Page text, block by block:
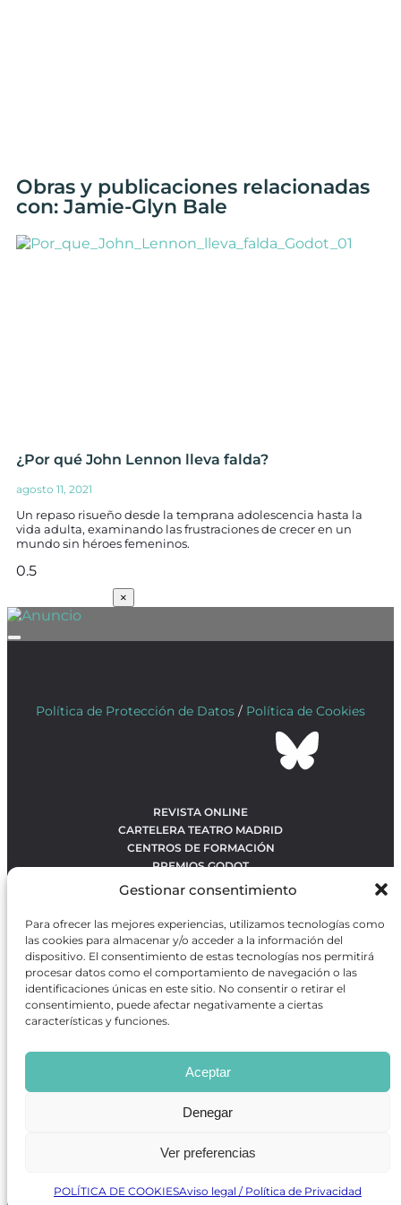
Gestionar consentimiento
Para ofrecer las mejores experiencias, utilizamos tecnologías como
las cookies para almacenar y/o acceder a la información del
dispositivo. El consentimiento de estas tecnologías nos permitirá
procesar datos como el comportamiento de navegación o las
identificaciones únicas en este sitio. No consentir o retirar el
consentimiento, puede afectar negativamente a ciertas
características y funciones.
Aceptar
Denegar
Ver preferencias
POLÍTICA DE COOKIESAviso legal / Política de Privacidad
Obras y publicaciones relacionadas
con: Jamie-Glyn Bale
¿Por qué John Lennon lleva falda?
agosto 11, 2021
Un repaso risueño desde la temprana adolescencia hasta la
vida adulta, examinando las frustraciones de crecer en un
mundo sin héroes femeninos.
×
Política de Protección de Datos / Política de Cookies
REVISTA ONLINE
CARTELERA TEATRO MADRID
CENTROS DE FORMACIÓN
PREMIOS GODOT
CONTACTO
OBRAS MÁS VOTADAS
RANKING MEJORES OBRAS
BÚSQUEDA AVANZADA DE OBRAS
Revista GODOTes una revista independiente especializada
en información sobre artes escénicas de Madrid, gratuita y
que se distribuye en espacios escénicos, además de otros
puntos de interés turístico y de ocio de la capital.
Desarrollado por Precise Future